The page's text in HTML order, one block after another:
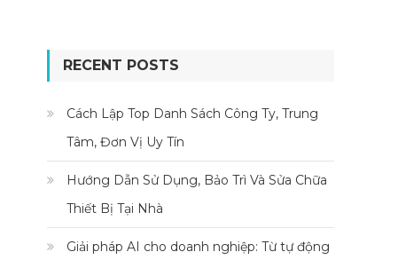
RECENT POSTS
Cách Lập Top Danh Sách Công Ty, Trung
Tâm, Đơn Vị Uy Tín
Hướng Dẫn Sử Dụng, Bảo Trì Và Sửa Chữa
Thiết Bị Tại Nhà
Giải pháp AI cho doanh nghiệp: Từ tự động